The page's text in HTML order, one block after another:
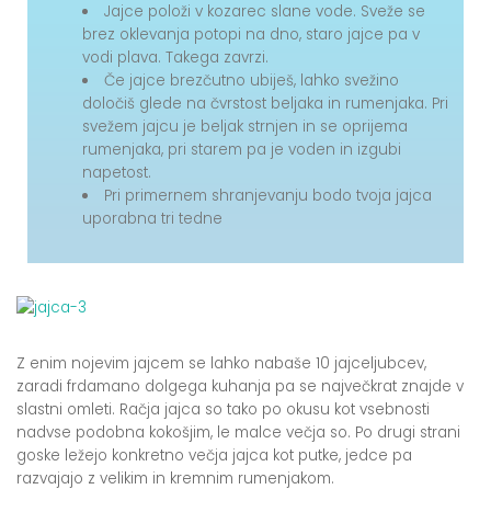
Jajce položi v kozarec slane vode. Sveže se
brez oklevanja potopi na dno, staro jajce pa v
vodi plava. Takega zavrzi.
Če jajce brezčutno ubiješ, lahko svežino
določiš glede na čvrstost beljaka in rumenjaka. Pri
svežem jajcu je beljak strnjen in se oprijema
rumenjaka, pri starem pa je voden in izgubi
napetost.
Pri primernem shranjevanju bodo tvoja jajca
uporabna tri tedne
Z enim nojevim jajcem se lahko nabaše 10 jajceljubcev,
zaradi frdamano dolgega kuhanja pa se največkrat znajde v
slastni omleti. Račja jajca so tako po okusu kot vsebnosti
nadvse podobna kokošjim, le malce večja so. Po drugi strani
goske ležejo konkretno večja jajca kot putke, jedce pa
razvajajo z velikim in kremnim rumenjakom.